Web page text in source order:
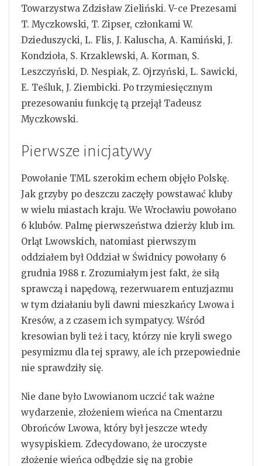
Towarzystwa Zdzisław Zieliński. V-ce Prezesami
T. Myczkowski, T. Zipser, członkami W.
Dzieduszycki, L. Flis, J. Kaluscha, A. Kamiński, J.
Kondzioła, S. Krzaklewski, A. Korman, S.
Leszczyński, D. Nespiak, Z. Ojrzyński, L. Sawicki,
E. Teśluk, J. Ziembicki. Po trzymiesięcznym
prezesowaniu funkcję tą przejął Tadeusz
Myczkowski.
Pierwsze inicjatywy
Powołanie TML szerokim echem objęło Polskę.
Jak grzyby po deszczu zaczęły powstawać kluby
w wielu miastach kraju. We Wrocławiu powołano
6 klubów. Palmę pierwszeństwa dzierży klub im.
Orląt Lwowskich, natomiast pierwszym
oddziałem był Oddział w Świdnicy powołany 6
grudnia 1988 r. Zrozumiałym jest fakt, że siłą
sprawczą i napędową, rezerwuarem entuzjazmu
w tym działaniu byli dawni mieszkańcy Lwowa i
Kresów, a z czasem ich sympatycy. Wśród
kresowian byli też i tacy, którzy nie kryli swego
pesymizmu dla tej sprawy, ale ich przepowiednie
nie sprawdziły się.
Nie dane było Lwowianom uczcić tak ważne
wydarzenie, złożeniem wieńca na Cmentarzu
Obrońców Lwowa, który był jeszcze wtedy
wysypiskiem. Zdecydowano, że uroczyste
złożenie wieńca odbędzie się na grobie